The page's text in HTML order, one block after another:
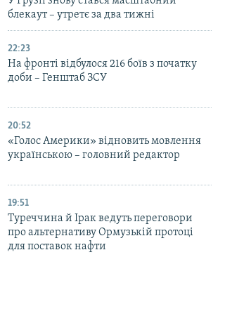
блекаут – утретє за два тижні
22:23
На фронті відбулося 216 боїв з початку
доби – Генштаб ЗСУ
20:52
«Голос Америки» відновить мовлення
українською – головний редактор
19:51
Туреччина й Ірак ведуть переговори
про альтернативу Ормузькій протоці
для поставок нафти